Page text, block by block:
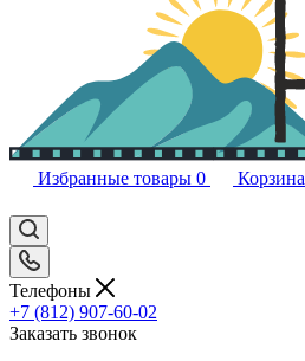
Избранные товары 0 Корзина
Телефоны
+7 (812) 907-60-02
Заказать звонок